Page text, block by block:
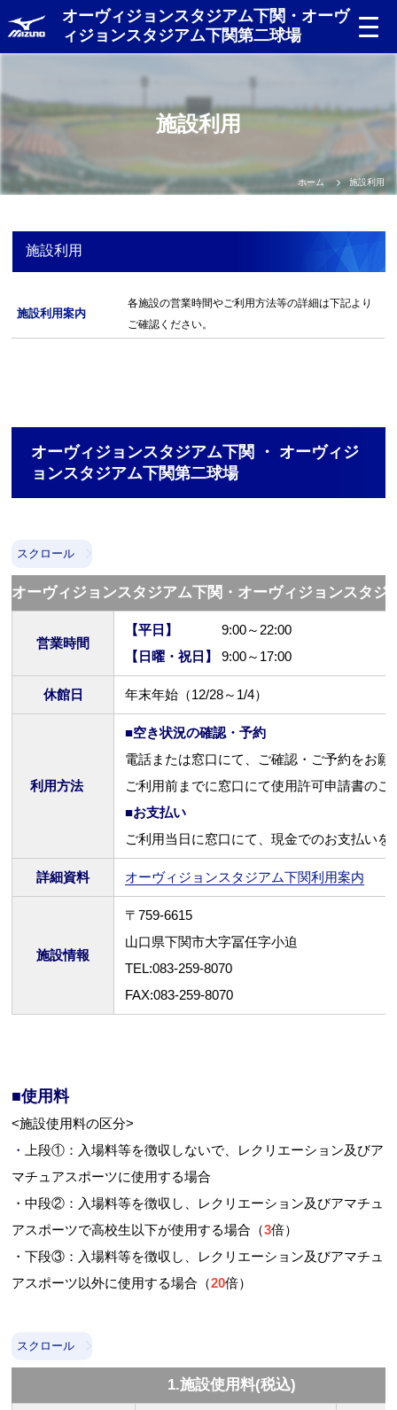
オーヴィジョンスタジアム下関・オーヴ
ィジョンスタジアム下関第二球場
施設利用
ホーム 施設利用
施設利用
施設利用案内
各施設の営業時間やご利用方法等の詳細は下記より
ご確認ください。
オーヴィジョンスタジアム下関 ・ オーヴィジ
ョンスタジアム下関第二球場
スクロール
オーヴィジョンスタジアム下関・オーヴィジョンスタジ
営業時間
【平日】
9:00～22:00
【日曜・祝日】
9:00～17:00
休館日 年末年始（12/28～1/4）
利用方法
■空き状況の確認・予約
電話または窓口にて、ご確認・ご予約をお願
ご利用前までに窓口にて使用許可申請書のご
■お支払い
ご利用当日に窓口にて、現金でのお支払いを
詳細資料 オーヴィジョンスタジアム下関利用案内
施設情報
〒759-6615
山口県下関市大字冨任字小迫
TEL:083-259-8070
FAX:083-259-8070
■使用料
<施設使用料の区分>
・
上段①：入場料等を徴収しないで、レクリエーション及びア
マチュアスポーツに使用する場合
・中段②：入場料等を徴収し、レクリエーション及びアマチュ
アスポーツで高校生以下が使用する場合（3倍）
・下段③：入場料等を徴収し、レクリエーション及びアマチュ
アスポーツ以外に使用する場合（20倍）
スクロール
1.施設使用料(税込)